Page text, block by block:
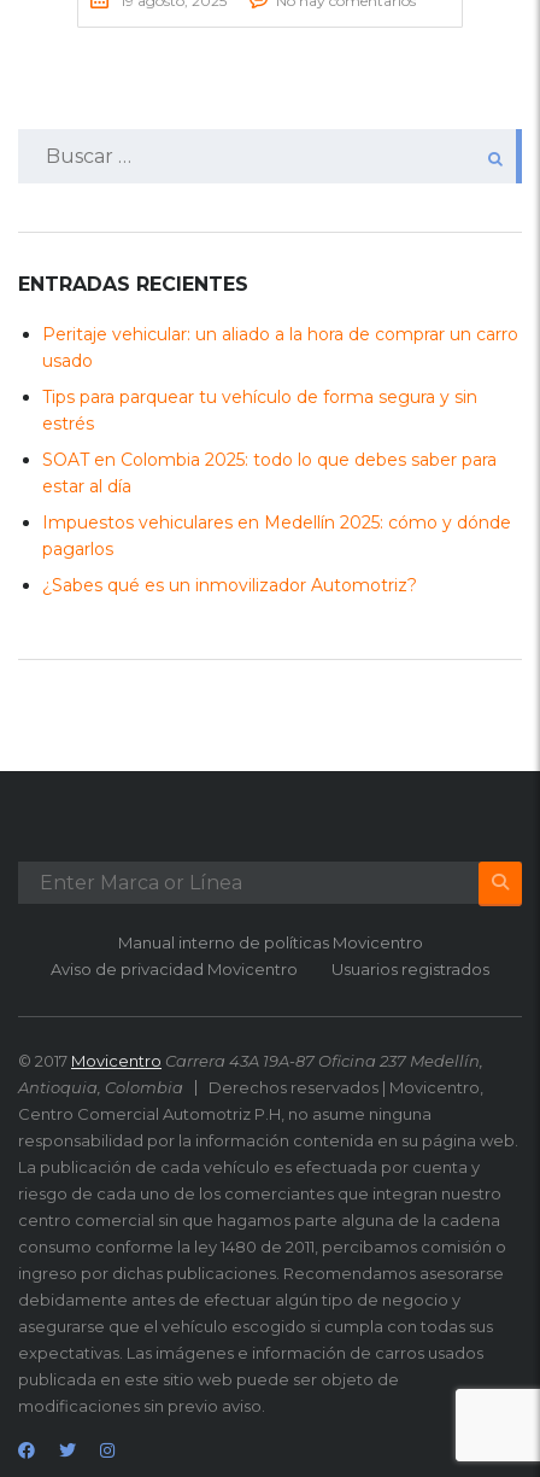
ENTRADAS RECIENTES
Peritaje vehicular: un aliado a la hora de comprar un carro
usado
Tips para parquear tu vehículo de forma segura y sin
estrés
SOAT en Colombia 2025: todo lo que debes saber para
estar al día
Impuestos vehiculares en Medellín 2025: cómo y dónde
pagarlos
¿Sabes qué es un inmovilizador Automotriz?
Manual interno de políticas Movicentro
Aviso de privacidad Movicentro
Usuarios registrados
© 2017 Movicentro Carrera 43A 19A-87 Oficina 237 Medellín,
Antioquia, Colombia
Derechos reservados | Movicentro,
Centro Comercial Automotriz P.H, no asume ninguna
responsabilidad por la información contenida en su página web.
La publicación de cada vehículo es efectuada por cuenta y
riesgo de cada uno de los comerciantes que integran nuestro
centro comercial sin que hagamos parte alguna de la cadena
consumo conforme la ley 1480 de 2011, percibamos comisión o
ingreso por dichas publicaciones. Recomendamos asesorarse
debidamente antes de efectuar algún tipo de negocio y
asegurarse que el vehículo escogido si cumpla con todas sus
expectativas. Las imágenes e información de carros usados
publicada en este sitio web puede ser objeto de
modificaciones sin previo aviso.